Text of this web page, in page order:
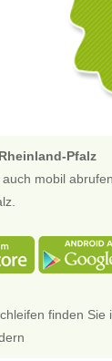
Pfalz
mobil
finden Sie